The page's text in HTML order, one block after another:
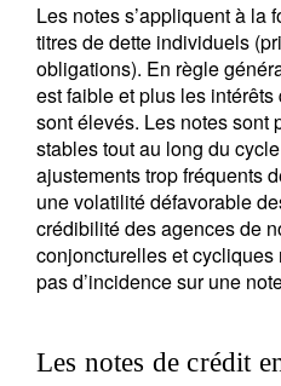
Les notes s’appliquent à la
titres de dette individuels
obligations). En règle
est faible et plus les
sont élevés. Les notes sont
stables tout au long du
ajustements trop fréquents
une volatilité défavorable
crédibilité des agences de
conjoncturelles et cycliques
pas d’incidence sur une
Les notes de crédit